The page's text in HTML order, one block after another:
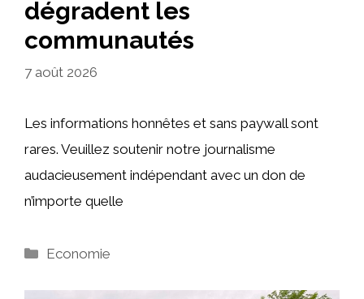
dégradent les
communautés
7 août 2026
Les informations honnêtes et sans paywall sont
rares. Veuillez soutenir notre journalisme
audacieusement indépendant avec un don de
n’importe quelle
Catégories
Economie